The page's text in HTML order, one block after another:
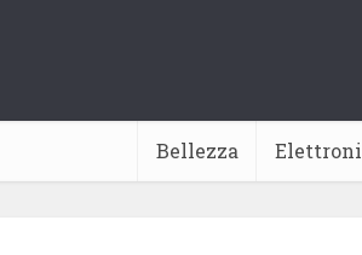
Bellezza